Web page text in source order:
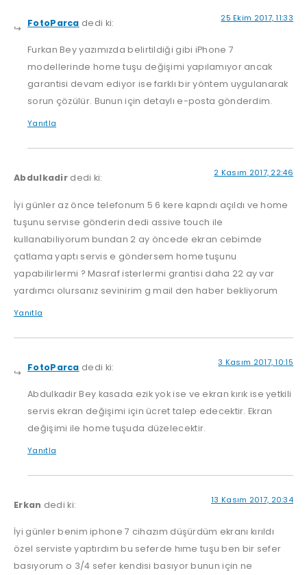
FotoParca dedi ki: 25 Ekim 2017, 11:33
Furkan Bey yazımızda belirtildiği gibi iPhone 7
modellerinde home tuşu değişimi yapılamıyor ancak
garantisi devam ediyor ise farklı bir yöntem uygulanarak
sorun çözülür. Bunun için detaylı e-posta gönderdim.
Yanıtla
Abdulkadir dedi ki: 2 Kasım 2017, 22:46
İyi günler az önce telefonum 5 6 kere kapndı açıldı ve home
tuşunu servise gönderin dedi assive touch ile
kullanabiliyorum bundan 2 ay öncede ekran cebimde
çatlama yaptı servis e göndersem home tuşunu
yapabilirlermi ? Masraf isterlermi grantisi daha 22 ay var
yardımcı olursanız sevinirim g mail den haber bekliyorum
Yanıtla
FotoParca dedi ki: 3 Kasım 2017, 10:15
Abdulkadir Bey kasada ezik yok ise ve ekran kırık ise yetkili
servis ekran değişimi için ücret talep edecektir. Ekran
değişimi ile home tuşuda düzelecektir.
Yanıtla
Erkan dedi ki: 13 Kasım 2017, 20:34
İyi günler benim iphone 7 cihazım düşürdüm ekranı kırıldı
özel serviste yaptırdım bu seferde hıme tuşu ben bir sefer
basıyorum o 3/4 sefer kendisi basıyor bunun için ne